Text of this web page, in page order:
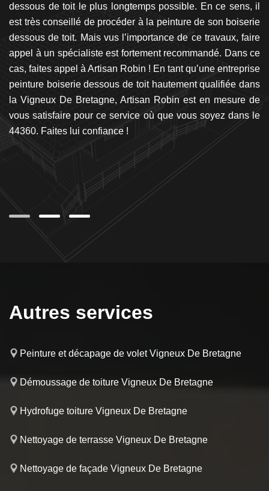
dessous de toit le plus longtemps possible. En ce sens, il
est très conseillé de procéder à la peinture de son boiserie
dessous de toit. Mais vus l’importance de ce travaux, faire
appel à un spécialiste est fortement recommandé. Dans ce
cas, faites appel à Artisan Robin ! En tant qu’une entreprise
peinture boiserie dessous de toit hautement qualifiée dans
la Vigneux De Bretagne, Artisan Robin est en mesure de
vous satisfaire pour ce service où que vous soyez dans le
44360. Faites lui confiance !
Autres services
Peinture et décapage de volet Vigneux De Bretagne
Démoussage de toiture Vigneux De Bretagne
Hydrofuge toiture Vigneux De Bretagne
Nettoyage de terrasse Vigneux De Bretagne
Nettoyage de façade Vigneux De Bretagne